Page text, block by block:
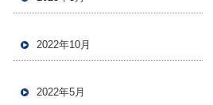
2022年10月
2022年5月